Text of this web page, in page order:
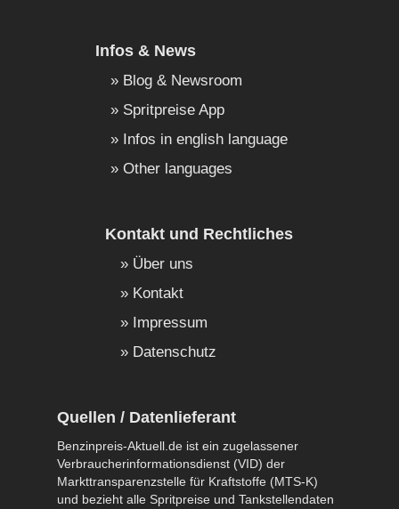
Infos & News
Blog & Newsroom
Spritpreise App
Infos in english language
Other languages
Kontakt und Rechtliches
Über uns
Kontakt
Impressum
Datenschutz
Quellen / Datenlieferant
Benzinpreis-Aktuell.de ist ein zugelassener
Verbraucherinformationsdienst (VID) der
Markttransparenzstelle für Kraftstoffe (MTS-K)
und bezieht alle Spritpreise und Tankstellendaten